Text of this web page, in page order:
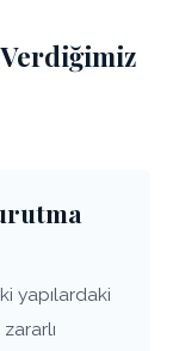
yapılardaki